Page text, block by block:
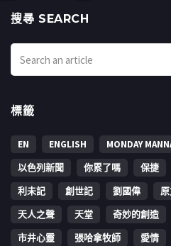
搜㝷 SEARCH
標籤
EN ENGLISH MONDAY
以色列新聞
你累了嗎 保捷
利未記
創世記 劉國偉
天人之聲
天堂 奇妙的創造
市井心靈
張哈拿牧師 愛情